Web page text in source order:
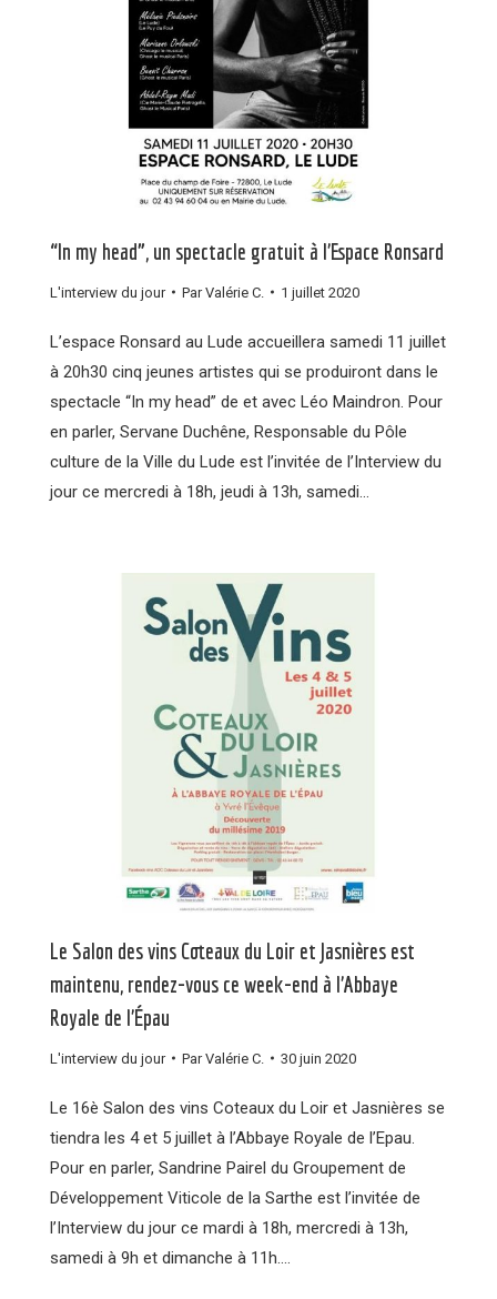
“In my head”, un spectacle gratuit à l’Espace Ronsard
L'interview du jour ParValérie C. 1 juillet 2020
L’espace Ronsard au Lude accueillera samedi 11 juillet
à 20h30 cinq jeunes artistes qui se produiront dans le
spectacle “In my head” de et avec Léo Maindron. Pour
en parler, Servane Duchêne, Responsable du Pôle
culture de la Ville du Lude est l’invitée de l’Interview du
jour ce mercredi à 18h, jeudi à 13h, samedi…
Le Salon des vins Coteaux du Loir et Jasnières est
maintenu, rendez-vous ce week-end à l’Abbaye
Royale de l’Épau
L'interview du jour ParValérie C. 30 juin 2020
Le 16è Salon des vins Coteaux du Loir et Jasnières se
tiendra les 4 et 5 juillet à l’Abbaye Royale de l’Epau.
Pour en parler, Sandrine Pairel du Groupement de
Développement Viticole de la Sarthe est l’invitée de
l’Interview du jour ce mardi à 18h, mercredi à 13h,
samedi à 9h et dimanche à 11h.…